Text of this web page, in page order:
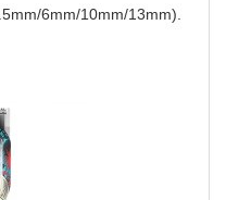
6mm/10mm/13mm).